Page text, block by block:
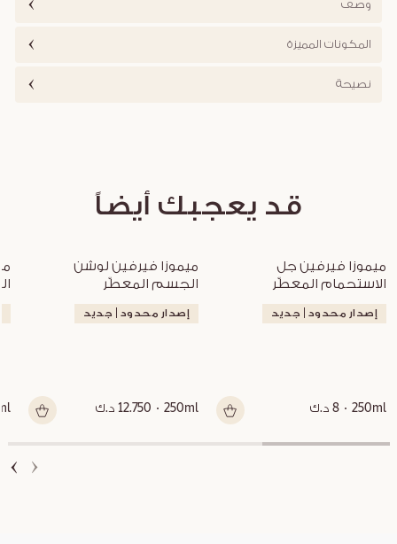
وصف
المكونات المميزة
نصيحة
قد يعجبك أيضاً
الاستحمام المعطّر
إصدار محدود | جديد
250ml 8 د.ك
الجسم المعطّر
إصدار محدود | جديد
250ml 12.750 د.ك